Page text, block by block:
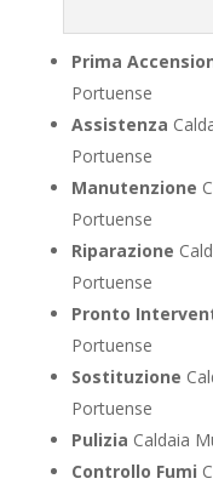
Prima
Portuense
Assistenza
Portuense
Manutenzione
Portuense
Riparazione
Portuense
Pronto
Portuense
Sostituzione
Portuense
Pulizia Caldaia
Controllo Fumi